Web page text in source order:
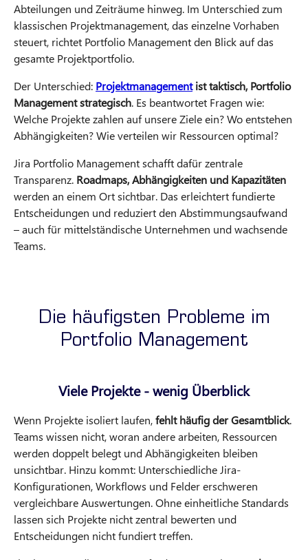
Abteilungen und Zeiträume hinweg. Im Unterschied zum
klassischen Projektmanagement, das einzelne Vorhaben
steuert, richtet Portfolio Management den Blick auf das
gesamte Projektportfolio.
Der Unterschied: Projektmanagementist taktisch, Portfolio
Management strategisch. Es beantwortet Fragen wie:
Welche Projekte zahlen auf unsere Ziele ein? Wo entstehen
Abhängigkeiten? Wie verteilen wir Ressourcen optimal?
Jira Portfolio Management schafft dafür zentrale
Transparenz. Roadmaps, Abhängigkeiten und Kapazitäten
werden an einem Ort sichtbar. Das erleichtert fundierte
Entscheidungen und reduziert den Abstimmungsaufwand
– auch für mittelständische Unternehmen und wachsende
Teams.
Die häufigsten Probleme im
Portfolio Management
Viele Projekte - wenig Überblick
Wenn Projekte isoliert laufen,fehlt häufig der Gesamtblick.
Teams wissen nicht, woran andere arbeiten, Ressourcen
werden doppelt belegt und Abhängigkeiten bleiben
unsichtbar. Hinzu kommt: Unterschiedliche Jira-
Konfigurationen, Workflows und Felder erschweren
vergleichbare Auswertungen. Ohne einheitliche Standards
lassen sich Projekte nicht zentral bewerten und
Entscheidungen nicht fundiert treffen.